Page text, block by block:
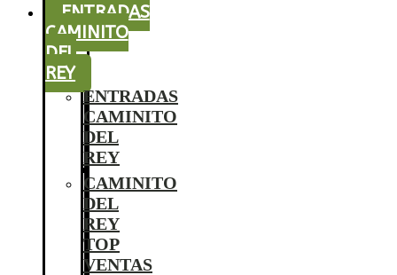
ENTRADAS
CAMINITO
DEL
REY
ENTRADAS
CAMINITO
DEL
REY
CAMINITO
DEL
REY
TOP
VENTAS